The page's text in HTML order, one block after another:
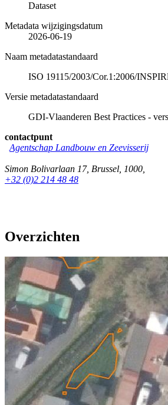
Dataset
Metadata wijzigingsdatum
2026-06-19
Naam metadatastandaard
ISO 19115/2003/Cor.1:2006/
Versie metadatastandaard
GDI-Vlaanderen Best Practices -
contactpunt
Agentschap Landbouw en Zeevisserij
Simon Bolivarlaan 17, Brussel 1000
+32 (0)2 214 48 48
Overzichten